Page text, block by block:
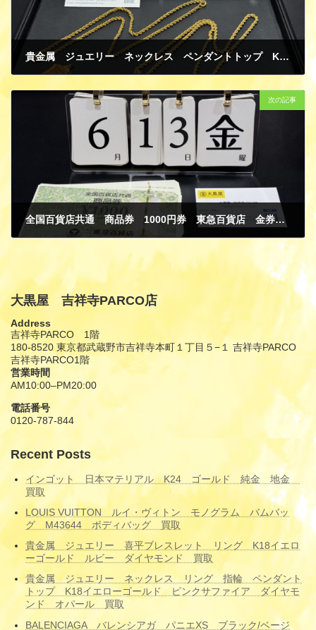
貴金属 ジュエリー ネックレス ペンダントトップ K24 K23 K20 イエローゴールド 海外製 買取
次の記事
全国百貨店共通 商品券 1000円券 東急百貨店 金券 買取
大黒屋 吉祥寺PARCO店
Address
吉祥寺PARCO 1階
180-8520 東京都武蔵野市吉祥寺本町１丁目５−１ 吉祥寺PARCO
吉祥寺PARCO1階
営業時間
AM10:00–PM20:00
電話番号
0120-787-844
Recent Posts
インゴット 日本マテリアル K24 ゴールド 純金 地金
買取
LOUIS VUITTON ルイ・ヴィトン モノグラム バムバッ
グ M43644 ボディバッグ 買取
貴金属 ジュエリー 喜平ブレスレット リング K18イエロ
ーゴールド ルビー ダイヤモンド 買取
貴金属 ジュエリー ネックレス リング 指輪 ペンダント
トップ K18イエローゴールド ピンクサファイア ダイヤモ
ンド オパール 買取
BALENCIAGA バレンシアガ パニエXS ブラック/ベージ